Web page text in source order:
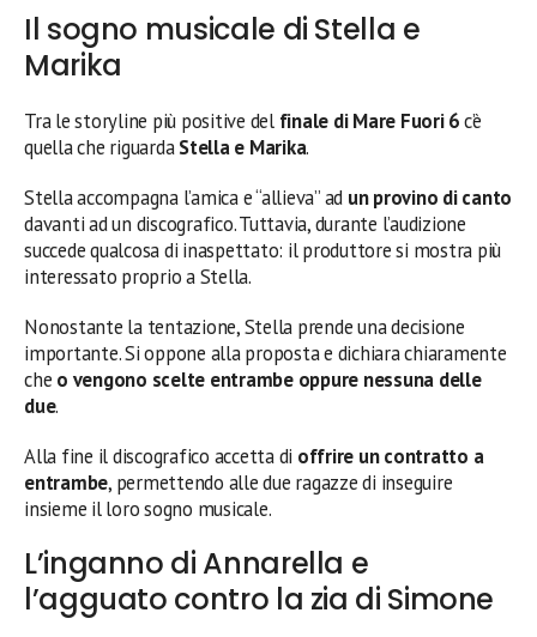
Il sogno musicale di Stella e
Marika
Tra le storyline più positive del finale di Mare Fuori 6c’è
quella che riguardaStella e Marika.
Stella accompagna l’amica e “allieva” ad un provino di canto
davanti ad un discografico. Tuttavia, durante l’audizione
succede qualcosa di inaspettato: il produttore si mostra più
interessato proprio a Stella.
Nonostante la tentazione, Stella prende una decisione
importante. Si oppone alla proposta e dichiara chiaramente
che o vengono scelte entrambe oppure nessuna delle
due.
Alla fine il discografico accetta di offrire un contratto a
entrambe, permettendo alle due ragazze di inseguire
insieme il loro sogno musicale.
L’inganno di Annarella e
l’agguato contro la zia di Simone